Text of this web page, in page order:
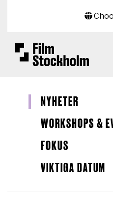
NYHETER
WORKSHOPS &
FOKUS
VIKTIGA DATUM